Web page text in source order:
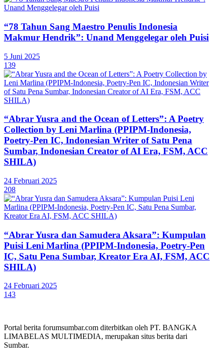
“78 Tahun Sang Maestro Penulis Indonesia
Makmur Hendrik”: Unand Menggelegar oleh Puisi
5 Juni 2025
139
“Abrar Yusra and the Ocean of Letters”: A Poetry
Collection by Leni Marlina (PPIPM-Indonesia,
Poetry-Pen IC, Indonesian Writer of Satu Pena
Sumbar, Indonesian Creator of AI Era, FSM, ACC
SHILA)
24 Februari 2025
208
“Abrar Yusra dan Samudera Aksara”: Kumpulan
Puisi Leni Marlina (PPIPM-Indonesia, Poetry-Pen
IC, Satu Pena Sumbar, Kreator Era AI, FSM, ACC
SHILA)
24 Februari 2025
143
Portal berita forumsumbar.com diterbitkan oleh PT. BANGKA
LIMABELAS MULTIMEDIA, merupakan situs berita dari
Sumbar.